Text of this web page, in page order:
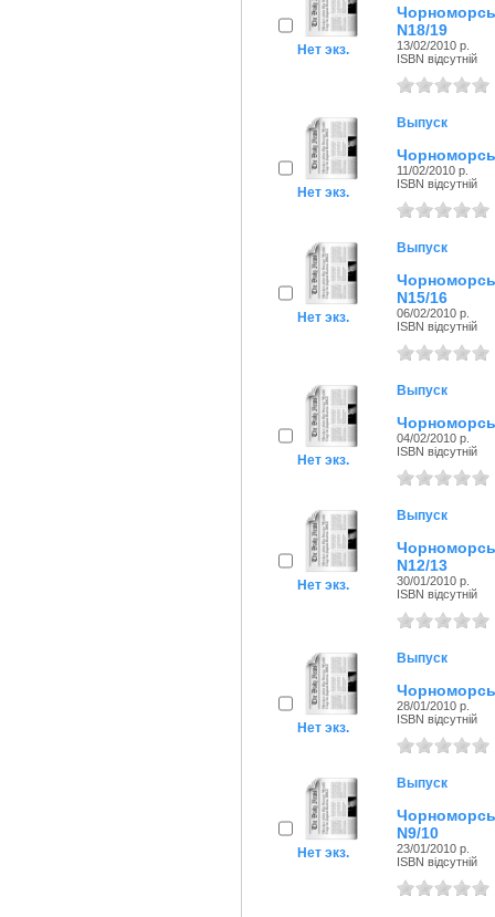
Нет экз.
N18/19
13/02/2010 р.
ISBN відсутній
Нет экз.
Выпуск
11/02/2010 р.
ISBN відсутній
Нет экз.
Выпуск
N15/16
06/02/2010 р.
ISBN відсутній
Нет экз.
Выпуск
04/02/2010 р.
ISBN відсутній
Нет экз.
Выпуск
N12/13
30/01/2010 р.
ISBN відсутній
Нет экз.
Выпуск
28/01/2010 р.
ISBN відсутній
Нет экз.
Выпуск
N9/10
23/01/2010 р.
ISBN відсутній